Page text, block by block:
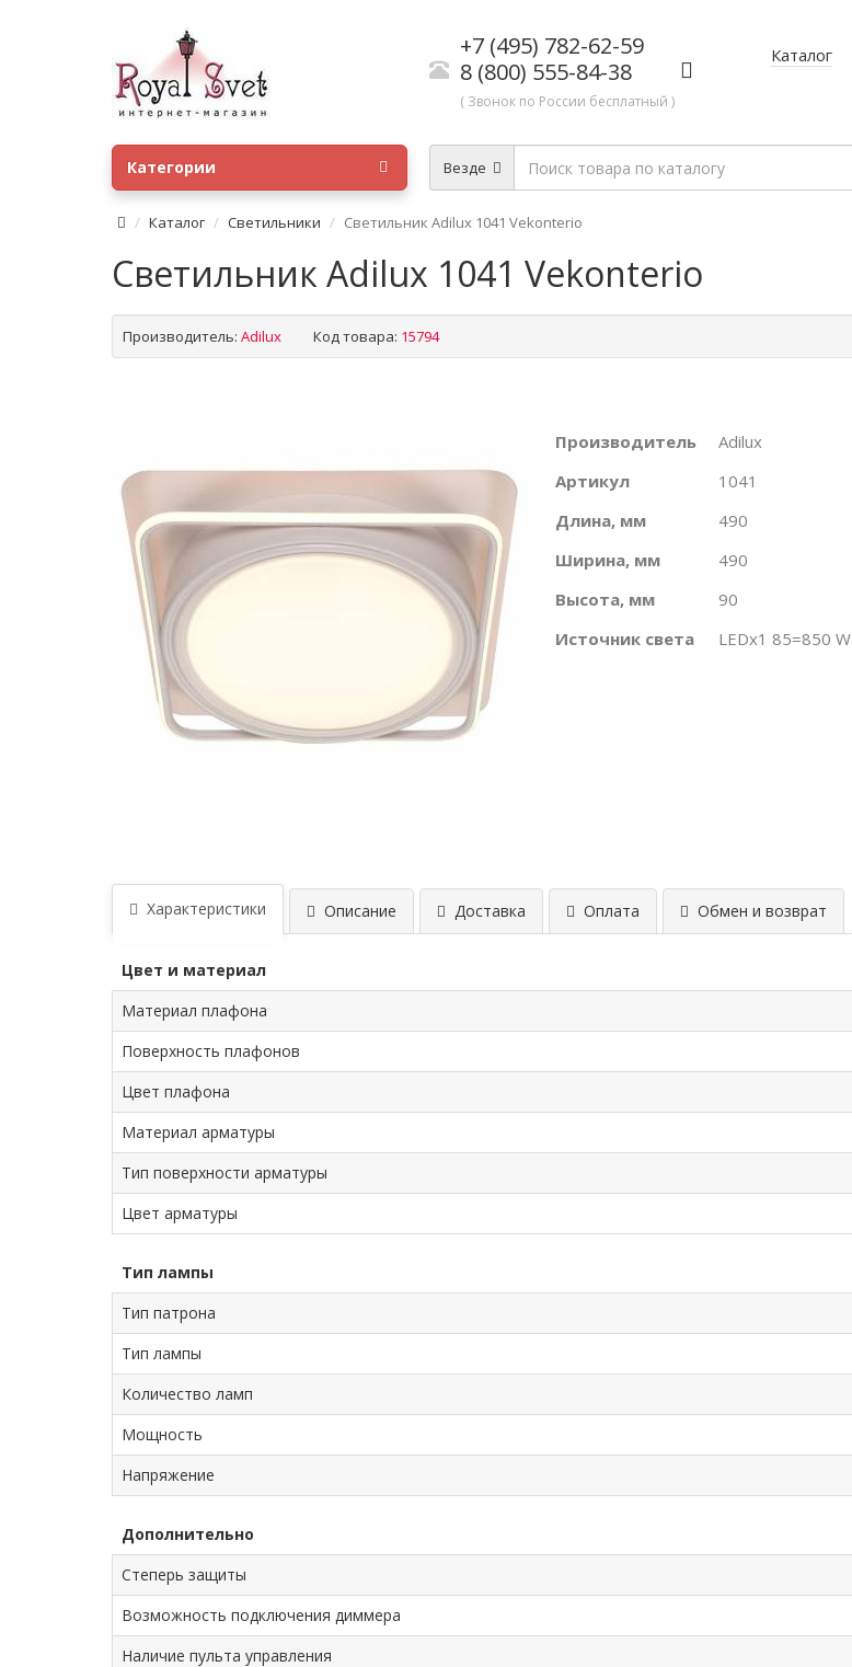
+7 (495) 782-62-59
8 (800) 555-84-38
( Звонок по России бесплатный )
Каталог
Везде
Категории
Каталог Светильники Светильник Adilux 1041 Vekonterio
Светильник Adilux 1041 Vekonterio
Производитель: Adilux Код товара: 15794
Производитель
Adilux
Артикул
1041
Длина, мм
490
Ширина, мм
490
Высота, мм
90
Источник света
LEDх1 85=850 W
Характеристики Описание Доставка Оплата Обмен и возврат
Цвет и материал
Материал плафона
Поверхность плафонов
Цвет плафона
Материал арматуры
Тип поверхности арматуры
Цвет арматуры
Тип лампы
Тип патрона
Тип лампы
Количество ламп
Мощность
Напряжение
Дополнительно
Степерь защиты
Возможность подключения диммера
Наличие пульта управления